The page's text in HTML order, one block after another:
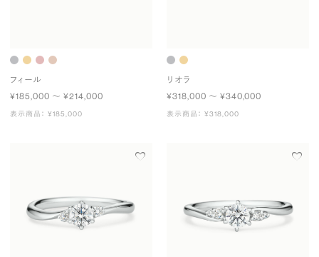
フィール
¥185,000 〜 ¥214,000
表示商品： ¥185,000
リオラ
¥318,000 〜 ¥340,000
表示商品： ¥318,000